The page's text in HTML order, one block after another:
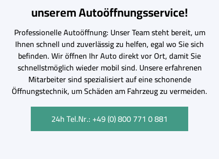
unserem Autoöffnungsservice!
Professionelle Autoöffnung: Unser Team steht bereit, um
Ihnen schnell und zuverlässig zu helfen, egal wo Sie sich
befinden. Wir öffnen Ihr Auto direkt vor Ort, damit Sie
schnellstmöglich wieder mobil sind. Unsere erfahrenen
Mitarbeiter sind spezialisiert auf eine schonende
Öffnungstechnik, um Schäden am Fahrzeug zu vermeiden.
24h Tel.Nr.: +49 (0) 800 771 0 881